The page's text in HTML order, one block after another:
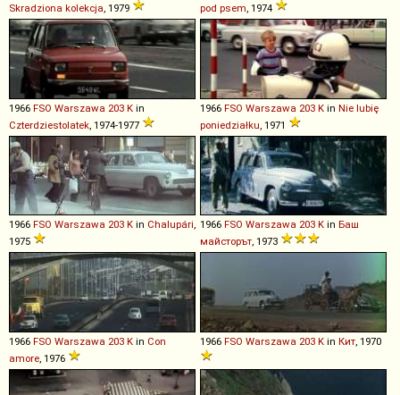
Skradziona kolekcja , 1979
pod psem , 1974
1966 FSO Warszawa 203 K in
Czterdziestolatek , 1974-1977
1966 FSO Warszawa 203 K in Nie lubię
poniedziałku , 1971
1966 FSO Warszawa 203 K in Chalupári,
1975
1966 FSO Warszawa 203 K in Баш
майсторът, 1973
1966 FSO Warszawa 203 K in Con
amore, 1976
1966 FSO Warszawa 203 K in Кит, 1970